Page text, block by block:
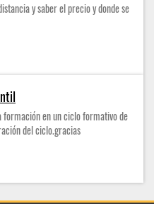
y saber el precio y donde se
en un ciclo formativo de
del ciclo.gracias